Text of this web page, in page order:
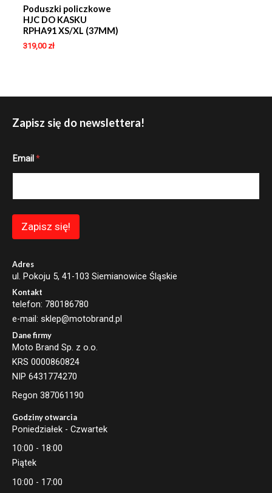
Poduszki policzkowe
HJC DO KASKU
RPHA91 XS/XL (37MM)
319,00 zł
Zapisz się do newslettera!
m
*
i
Email *
Zapisz się!
Adres
ul. Pokoju 5, 41-103 Siemianowice Śląskie
Kontakt
telefon: 780186780
e-mail: sklep@motobrand.pl
Dane firmy
Moto Brand Sp. z o.o.
KRS 0000860824
NIP 6431774270
Regon 387061190
Godziny otwarcia
Poniedziałek - Czwartek
10:00 - 18:00
Piątek
10:00 - 17:00